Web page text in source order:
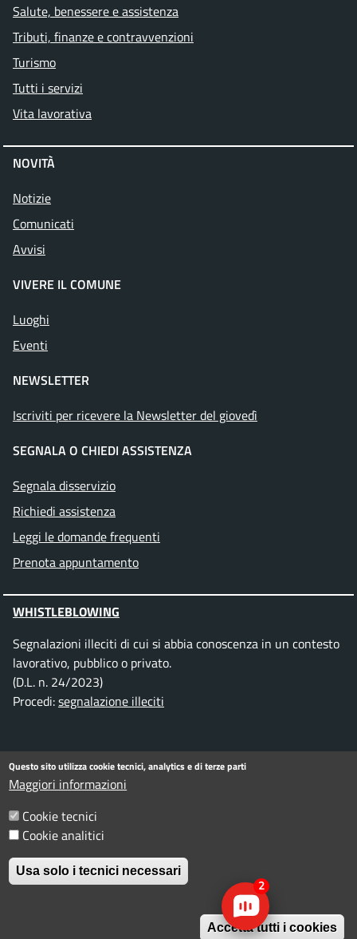
Salute, benessere e assistenza
Tributi, finanze e contravvenzioni
Turismo
Tutti i servizi
Vita lavorativa
NOVITÀ
Notizie
Comunicati
Avvisi
VIVERE IL COMUNE
Luoghi
Eventi
NEWSLETTER
Iscriviti per ricevere la Newsletter del giovedì
SEGNALA O CHIEDI ASSISTENZA
Segnala disservizio
Richiedi assistenza
Leggi le domande frequenti
Prenota appuntamento
WHISTLEBLOWING
Segnalazioni illeciti di cui si abbia conoscenza in un contesto
lavorativo, pubblico o privato.
(D.L. n. 24/2023)
Procedi:segnalazione illeciti
SEGUICI SU
Facebook
Instagram
Telegram
TwitterWhatsApp
YouTube
Menu piè di pagina
Informativa privacy
Note legali
Dichiarazione di accessibilità
© Comune di Rimini. Tutti i diritti riservati.
Questo sito utilizza cookie tecnici, analytics e di terze parti
Maggiori informazioni
Cookie tecnici
Cookie analitici
Usa solo i tecnici necessari
Accetta tutti i cookies
2